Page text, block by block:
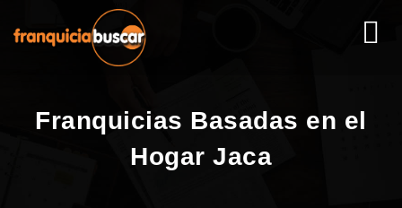
Franquicias Basadas en el
Hogar Jaca